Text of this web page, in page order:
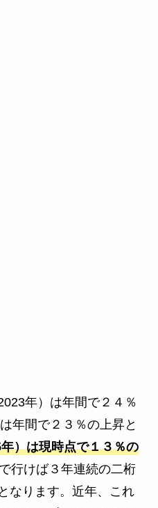
年）は年間で２４％
年間で２３％の上昇と
）は現時点で１３％の
行けば３年連続の二桁
なります。近年、これ